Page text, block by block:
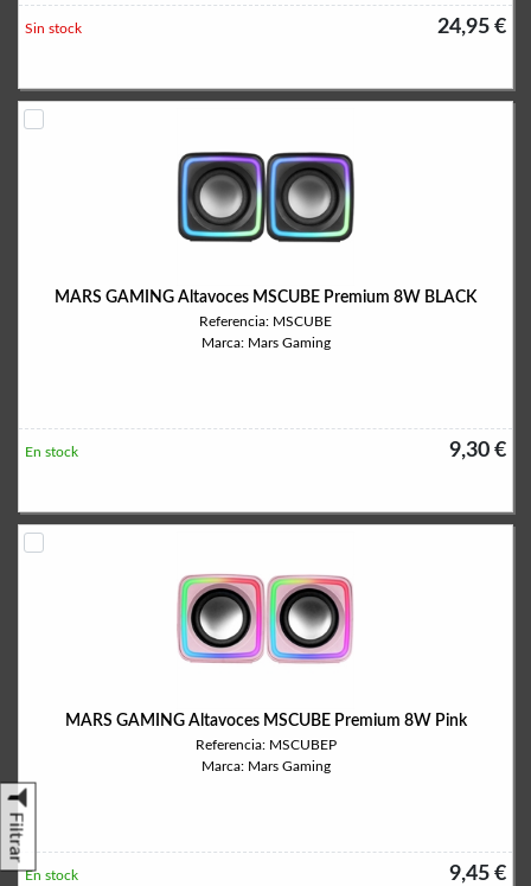
Filtrar
24,95 €
Sin stock
MARS GAMING Altavoces MSCUBE Premium 8W BLACK
Referencia: MSCUBE
Marca: Mars Gaming
9,30 €
En stock
MARS GAMING Altavoces MSCUBE Premium 8W Pink
Referencia: MSCUBEP
Marca: Mars Gaming
9,45 €
En stock